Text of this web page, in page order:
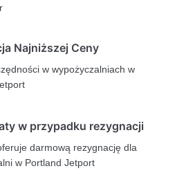
Najniższej Ceny
w wypożyczalniach w
w przypadku rezygnacji
darmową rezygnację dla
w Portland Jetport